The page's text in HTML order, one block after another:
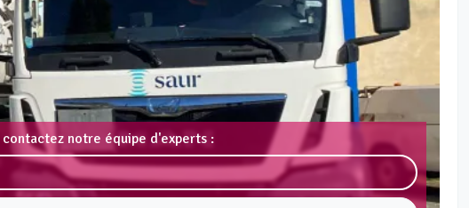
contactez notre équipe d'experts :